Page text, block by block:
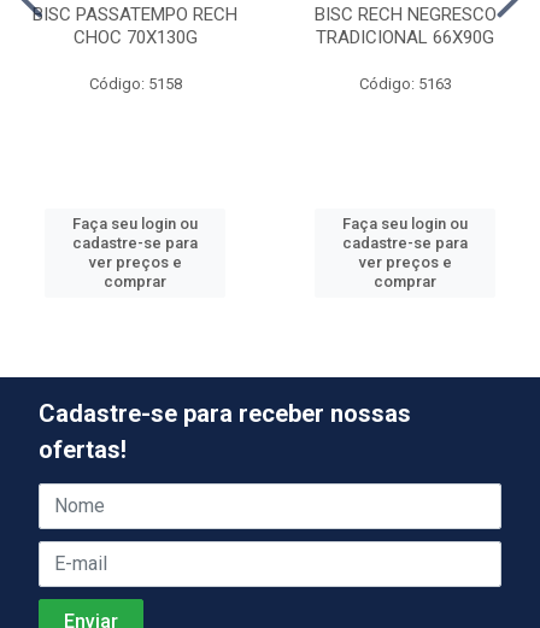
BISC PASSATEMPO RECH
CHOC 70X130G
Código: 5158
Faça seu login ou
cadastre-se para
ver preços e
comprar
BISC RECH NEGRESCO
TRADICIONAL 66X90G
Código: 5163
Faça seu login ou
cadastre-se para
ver preços e
comprar
Cadastre-se para receber nossas
ofertas!